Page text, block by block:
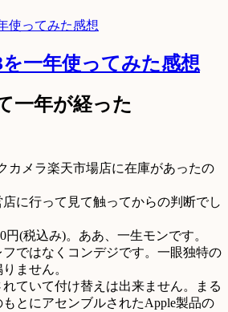
を一年使ってみた感想
一年が経った
カメラ楽天市場店に在庫があったの
に行って見て触ってからの判断でし
円(税込み)。ああ、一生モンです。
ではなくコンデジです。一眼独特の
ません。
ていて付け替えは出来ません。まる
とにアセンブルされたApple製品の